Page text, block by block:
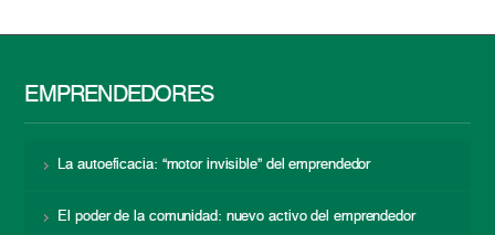
EMPRENDEDORES
La autoeficacia: “motor invisible” del emprendedor
El poder de la comunidad: nuevo activo del emprendedor